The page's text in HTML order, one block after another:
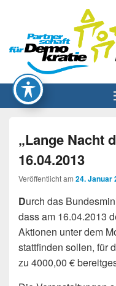
„Lange Nacht
16.04.2013
Veröffentlicht am 24. Januar
Durch das
dass am 16.04.2013
Aktionen unter dem
stattfinden sollen, für
zu 4000,00 €